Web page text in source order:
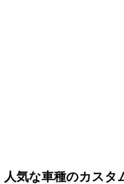
人気な車種のカスタ